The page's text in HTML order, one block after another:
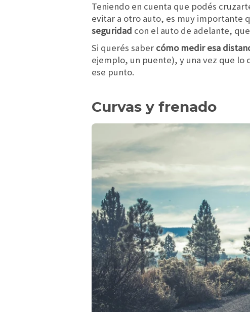
Teniendo en cuenta que podés
evitar a otro auto, es muy importante
seguridad con el auto de adelante,
Si querés saber cómo medir esa
ejemplo, un puente), y una vez que lo
ese punto.
Curvas y frenado